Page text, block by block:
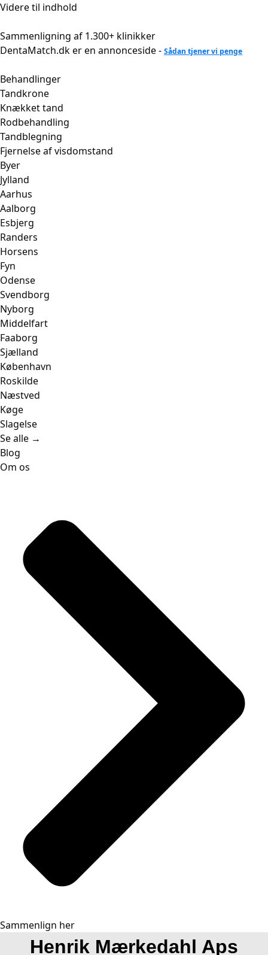
Videre til indhold
Sammenligning af 1.300+ klinikker
DentaMatch.dk er en annonceside - Sådan tjener vi penge
Behandlinger
Tandkrone
Knækket tand
Rodbehandling
Tandblegning
Fjernelse af visdomstand
Byer
Jylland
Aarhus
Aalborg
Esbjerg
Randers
Horsens
Fyn
Odense
Svendborg
Nyborg
Middelfart
Faaborg
Sjælland
København
Roskilde
Næstved
Køge
Slagelse
Se alle →
Blog
Om os
Sammenlign her
Henrik Mærkedahl Aps